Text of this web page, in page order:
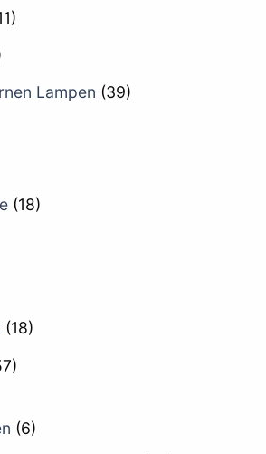
Lampen (39)
(18)
(18)
(6)